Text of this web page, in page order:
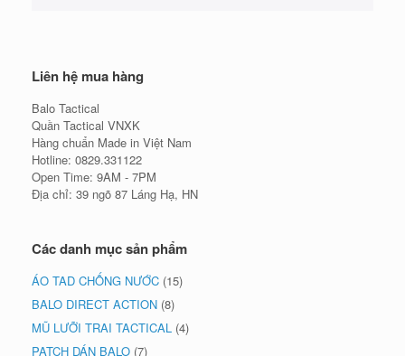
Liên hệ mua hàng
Balo Tactical
Quần Tactical VNXK
Hàng chuẩn Made in Việt Nam
Hotline: 0829.331122
Open Time: 9AM - 7PM
Địa chỉ: 39 ngõ 87 Láng Hạ, HN
Các danh mục sản phẩm
ÁO TAD CHỐNG NƯỚC (15)
BALO DIRECT ACTION (8)
MŨ LƯỠI TRAI TACTICAL (4)
PATCH DÁN BALO (7)